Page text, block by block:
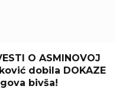
O ASMINOVOJ
dobila DOKAZE
bivša!